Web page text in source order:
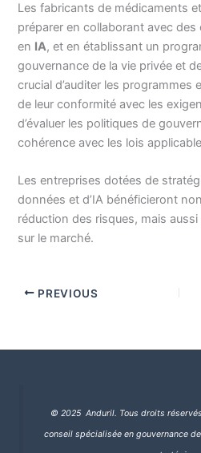
Les fabricants de médicaments
préparer en collaborant avec
en IA, et en établissant un
gouvernance de la vie privée et
crucial d’auditer les programmes
de leur conformité avec les
d’évaluer les politiques de
cohérence avec les lois
Les entreprises dotées de
données et d’IA bénéficieront
réduction des risques, mais aussi
sur le marché.
PREVIOUS
© 2025 Anduril. Tous droits
conseil spécialisée en gouvernance